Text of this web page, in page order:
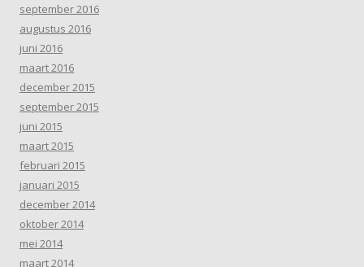
september 2016
augustus 2016
juni 2016
maart 2016
december 2015
september 2015
juni 2015
maart 2015
februari 2015
januari 2015
december 2014
oktober 2014
mei 2014
maart 2014